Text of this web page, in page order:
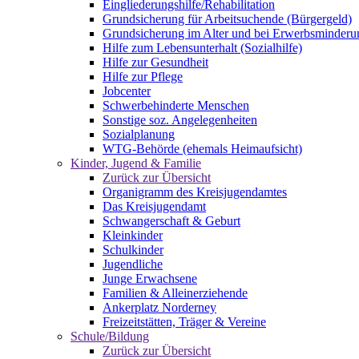
Eingliederungshilfe/Rehabilitation
Grundsicherung für Arbeitsuchende (Bürgergeld)
Grundsicherung im Alter und bei
Hilfe zum Lebensunterhalt (Sozialhilfe)
Hilfe zur Gesundheit
Hilfe zur Pflege
Jobcenter
Schwerbehinderte Menschen
Sonstige soz. Angelegenheiten
Sozialplanung
WTG-Behörde (ehemals Heimaufsicht)
Kinder, Jugend & Familie
Zurück zur Übersicht
Organigramm des Kreisjugendamtes
Das Kreisjugendamt
Schwangerschaft & Geburt
Kleinkinder
Schulkinder
Jugendliche
Junge Erwachsene
Familien & Alleinerziehende
Ankerplatz Norderney
Freizeitstätten, Träger & Vereine
Schule/Bildung
Zurück zur Übersicht